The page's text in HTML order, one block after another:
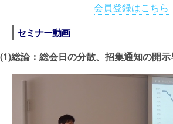
会員登録はこちら
セミナー動画
(1)総論：総会日の分散、招集通知の開示